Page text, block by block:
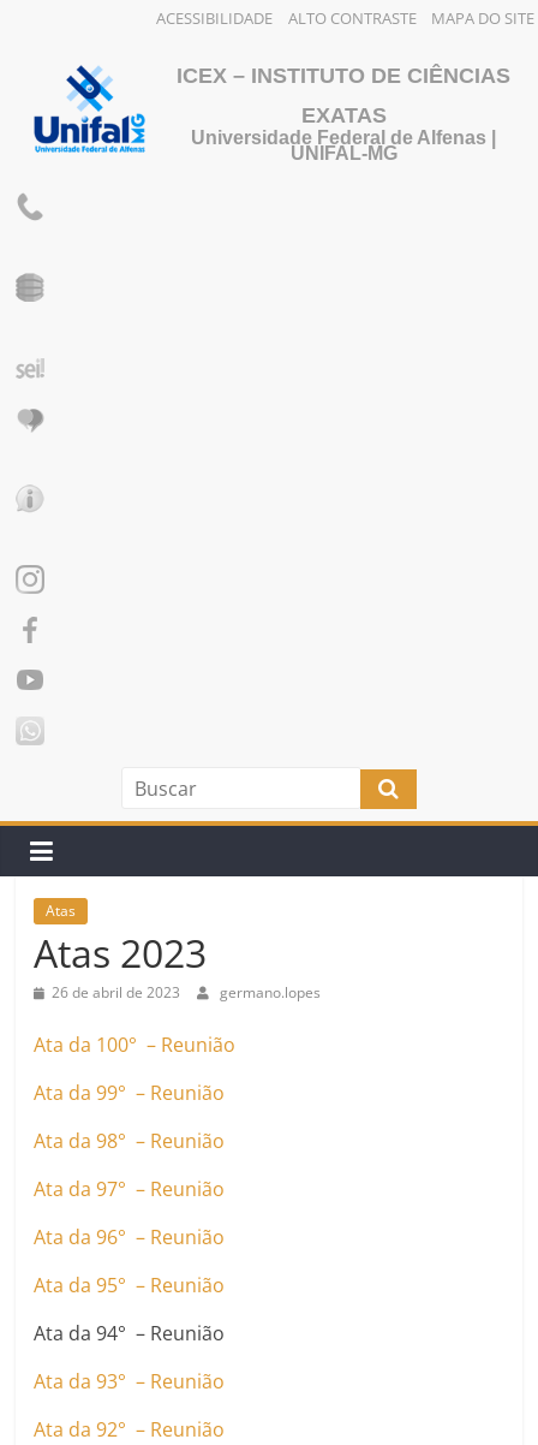
ACESSIBILIDADE ALTO CONTRASTE MAPA DO SITE
ICEX – INSTITUTO DE CIÊNCIAS
EXATAS
Universidade Federal de Alfenas |
UNIFAL-MG
Atas
Atas 2023
26 de abril de 2023 germano.lopes
Ata da 100° – Reunião
Ata da 99° – Reunião
Ata da 98° – Reunião
Ata da 97° – Reunião
Ata da 96° – Reunião
Ata da 95° – Reunião
Ata da 94° – Reunião
Ata da 93° – Reunião
Ata da 92° – Reunião